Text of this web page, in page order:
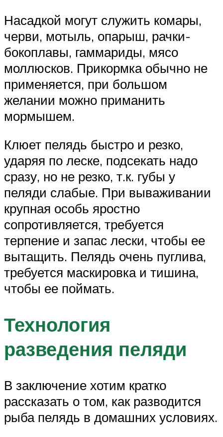
Насадкой могут служить комары,
черви, мотыль, опарыш, рачки-
бокоплавы, гаммариды, мясо
моллюсков. Прикормка обычно не
применяется, при большом
желании можно приманить
мормышем.
Клюет пелядь быстро и резко,
ударяя по леске, подсекать надо
сразу, но не резко, т.к. губы у
пеляди слабые. При вываживании
крупная особь яростно
сопротивляется, требуется
терпение и запас лески, чтобы ее
вытащить. Пелядь очень пуглива,
требуется маскировка и тишина,
чтобы ее поймать.
Технология
разведения пеляди
В заключение хотим кратко
рассказать о том, как разводится
рыба пелядь в домашних условиях.